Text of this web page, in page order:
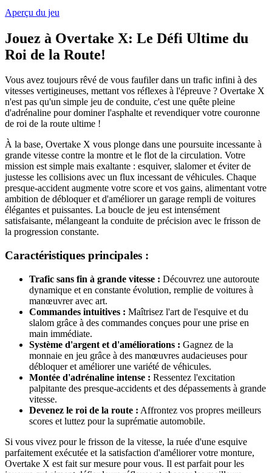
Aperçu du jeu
Jouez à Overtake X: Le Défi Ultime du
Roi de la Route!
Vous avez toujours rêvé de vous faufiler dans un trafic infini à des
vitesses vertigineuses, mettant vos réflexes à l'épreuve ? Overtake X
n'est pas qu'un simple jeu de conduite, c'est une quête pleine
d'adrénaline pour dominer l'asphalte et revendiquer votre couronne
de roi de la route ultime !
À la base, Overtake X vous plonge dans une poursuite incessante à
grande vitesse contre la montre et le flot de la circulation. Votre
mission est simple mais exaltante : esquiver, slalomer et éviter de
justesse les collisions avec un flux incessant de véhicules. Chaque
presque-accident augmente votre score et vos gains, alimentant votre
ambition de débloquer et d'améliorer un garage rempli de voitures
élégantes et puissantes. La boucle de jeu est intensément
satisfaisante, mélangeant la conduite de précision avec le frisson de
la progression constante.
Caractéristiques principales :
Trafic sans fin à grande vitesse : Découvrez une autoroute
dynamique et en constante évolution, remplie de voitures à
manœuvrer avec art.
Commandes intuitives : Maîtrisez l'art de l'esquive et du
slalom grâce à des commandes conçues pour une prise en
main immédiate.
Système d'argent et d'améliorations : Gagnez de la
monnaie en jeu grâce à des manœuvres audacieuses pour
débloquer et améliorer une variété de véhicules.
Montée d'adrénaline intense : Ressentez l'excitation
palpitante des presque-accidents et des dépassements à grande
vitesse.
Devenez le roi de la route : Affrontez vos propres meilleurs
scores et luttez pour la suprématie automobile.
Si vous vivez pour le frisson de la vitesse, la ruée d'une esquive
parfaitement exécutée et la satisfaction d'améliorer votre monture,
Overtake X est fait sur mesure pour vous. Il est parfait pour les